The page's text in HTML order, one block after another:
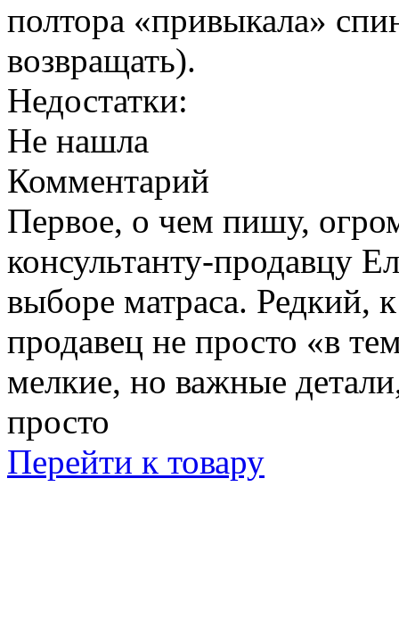
полтора «привыкала»
возвращать).
Недостатки:
Не нашла
Комментарий
Первое, о чем пишу,
консультанту-продавцу
выборе матраса. Редкий,
продавец не просто «в
мелкие, но важные
просто
Перейти к товару